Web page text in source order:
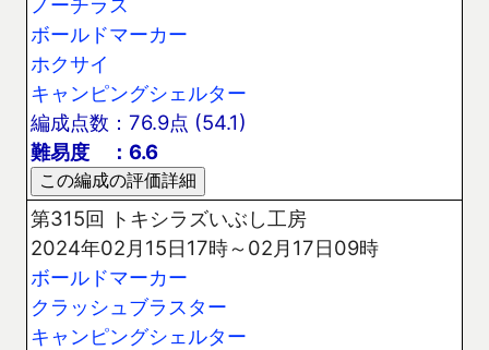
ボールドマーカー
ホクサイ
キャンピングシェルター
編成点数：76.9点 (54.1)
難易度 ：6.6
第315回 トキシラズいぶし工房
2024年02月15日17時～02月17日09時
ボールドマーカー
クラッシュブラスター
キャンピングシェルター